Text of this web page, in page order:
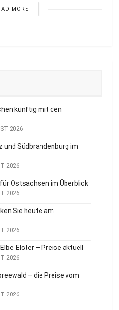
MORE
künftig mit den
2026
und Südbrandenburg im
2026
Ostsachsen im Überblick
2026
Sie heute am
2026
Elster – Preise aktuell
2026
– die Preise vom
2026